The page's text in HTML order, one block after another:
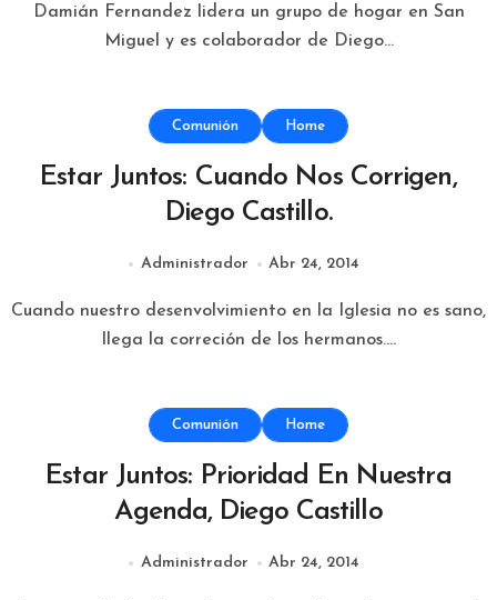
Damián Fernandez lidera un grupo de hogar en San
Miguel y es colaborador de Diego...
Comunión Home
Estar Juntos: Cuando Nos Corrigen,
Diego Castillo.
Administrador Abr 24, 2014
Cuando nuestro desenvolvimiento en la Iglesia no es sano,
llega la correción de los hermanos....
Comunión Home
Estar Juntos: Prioridad En Nuestra
Agenda, Diego Castillo
Administrador Abr 24, 2014